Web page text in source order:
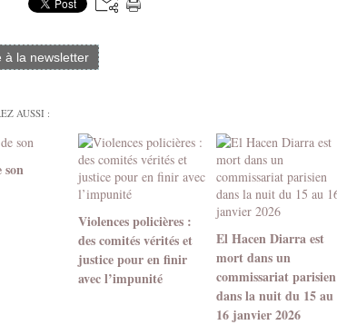
à la newsletter
AUSSI :
son
Violences policières :
des comités vérités et
justice pour en finir
avec l’impunité
El Hacen Diarra est
mort dans un
commissariat parisien
dans la nuit du 15 au
16 janvier 2026